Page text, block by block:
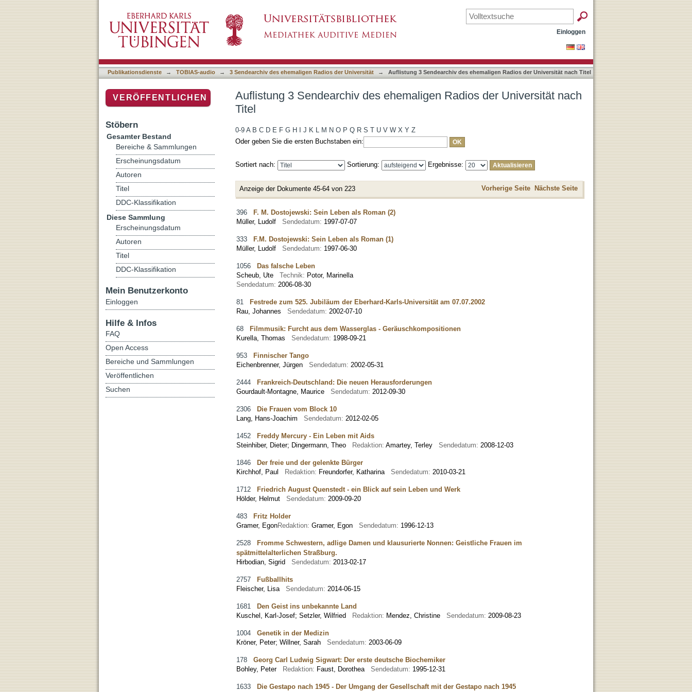
Auflistung 3 Sendearchiv des ehemaligen Radios der Universität nach Titel
Einloggen
Publikationsdienste → TOBIAS-audio → 3 Sendearchiv des ehemaligen Radios der Universität → Auflistung 3 Sendearchiv des ehemaligen Radios der Universität nach Titel
Auflistung 3 Sendearchiv des ehemaligen Radios der Universität nach
Titel
0-9 A B C D E F G H J K L M N O P Q R S T U V W X Y Z
Oder geben Sie die ersten Buchstaben ein:
Sortiert nach: Sortierung: Ergebnisse:
Anzeige der Dokumente 45-64 von 223 Vorherige Seite Nächste Seite
396 F. M. Dostojewski: Sein Leben als Roman (2)
Müller, Ludolf
Sendedatum: 1997-07-07
333 F.M. Dostojewski: Sein Leben als Roman (1)
Müller, Ludolf
Sendedatum: 1997-06-30
1056 Das falsche Leben
Scheub, Ute
Technik: Potor, Marinella
Sendedatum: 2006-08-30
81 Festrede zum 525. Jubiläum der Eberhard-Karls-Universität am 07.07.2002
Rau, Johannes
Sendedatum: 2002-07-10
68 Filmmusik: Furcht aus dem Wasserglas - Geräuschkompositionen
Kurella, Thomas
Sendedatum: 1998-09-21
953 Finnischer Tango
Eichenbrenner, Jürgen
Sendedatum: 2002-05-31
2444 Frankreich-Deutschland: Die neuen Herausforderungen
Gourdault-Montagne, Maurice
Sendedatum: 2012-09-30
2306 Die Frauen vom Block 10
Lang, Hans-Joachim
Sendedatum: 2012-02-05
1452 Freddy Mercury - Ein Leben mit Aids
Steinhiber, Dieter; Dingermann, Theo Redaktion: Amartey, Terley Sendedatum: 2008-12-03
1846 Der freie und der gelenkte Bürger
Kirchhof, Paul
Redaktion: Freundorfer, Katharina Sendedatum: 2010-03-21
1712 Friedrich August Quenstedt - ein Blick auf sein Leben und Werk
Hölder, Helmut
Sendedatum: 2009-09-20
483 Fritz Holder
Gramer, EgonRedaktion: Gramer, Egon Sendedatum: 1996-12-13
2528 Fromme Schwestern, adlige Damen und klausurierte Nonnen: Geistliche Frauen im
spätmittelalterlichen Straßburg.
Hirbodian, Sigrid
Sendedatum: 2013-02-17
2757 Fußballhits
Fleischer, Lisa
Sendedatum: 2014-06-15
1681 Den Geist ins unbekannte Land
Kuschel, Karl-Josef; Setzler, Wilfried Redaktion: Mendez, Christine Sendedatum: 2009-08-23
1004 Genetik in der Medizin
Kröner, Peter; Willner, Sarah Sendedatum: 2003-06-09
178 Georg Carl Ludwig Sigwart: Der erste deutsche Biochemiker
Bohley, Peter
Redaktion: Faust, Dorothea Sendedatum: 1995-12-31
1633 Die Gestapo nach 1945 - Der Umgang der Gesellschaft mit der Gestapo nach 1945
VERÖFFENTLICHEN
Stöbern
Gesamter Bestand
Bereiche & Sammlungen
Erscheinungsdatum
Autoren
Titel
DDC-Klassifikation
Diese Sammlung
Erscheinungsdatum
Autoren
Titel
DDC-Klassifikation
Mein Benutzerkonto
Einloggen
Hilfe & Infos
FAQ
Open Access
Bereiche und Sammlungen
Veröffentlichen
Suchen